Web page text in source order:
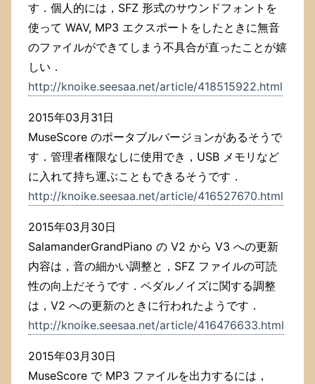
す．個人的には，SFZ 形式のサウンドフォントを
使って WAV, MP3 エクスポートをしたときに無音
のファイルができてしまう不具合が直ったことが嬉
しい．
http://knoike.seesaa.net/article/418515922.html
2015年03月31日
MuseScore のポータブルバージョンがあるそうで
す．管理者権限なしに使用でき，USB メモリなど
に入れて持ち運ぶこともできるそうです．
http://knoike.seesaa.net/article/416527670.html
2015年03月30日
SalamanderGrandPiano の V2 から V3 への更新
内容は，音の細かい調整と，SFZ ファイルの可読
性の向上だそうです．ペダルノイズに関する調整
は，V2 への更新のときに行われたようです．
http://knoike.seesaa.net/article/416476633.html
2015年03月30日
MuseScore で MP3 ファイルを出力するには，